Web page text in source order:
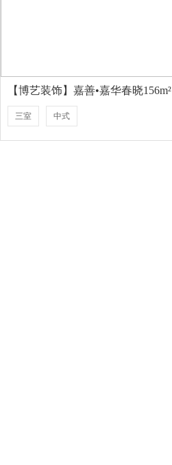
【博艺装饰】嘉善•嘉华春晓156m²
三室 中式